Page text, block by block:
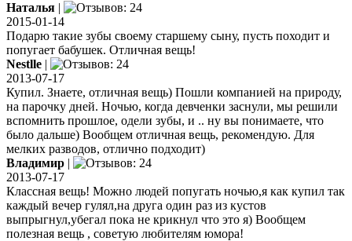
Наталья |
2015-01-14
Подарю такие зубы своему старшему сыну, пусть походит и
попугает бабушек. Отличная вещь!
Nestlle |
2013-07-17
Купил. Знаете, отличная вещь) Пошли компанией на природу,
на парочку дней. Ночью, когда девченки заснули, мы решили
вспомнить прошлое, одели зубы, и .. ну вы понимаете, что
было дальше) Вообщем отличная вещь, рекомендую. Для
мелких разводов, отлично подходит)
Владимир |
2013-07-17
Классная вещь! Можно людей попугать ночью,я как купил так
каждый вечер гулял,на друга один раз из кустов
выпрыгнул,убегал пока не крикнул что это я) Вообщем
полезная вещь , советую любителям юмора!